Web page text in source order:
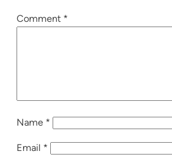
Comment *
Name *
Email *